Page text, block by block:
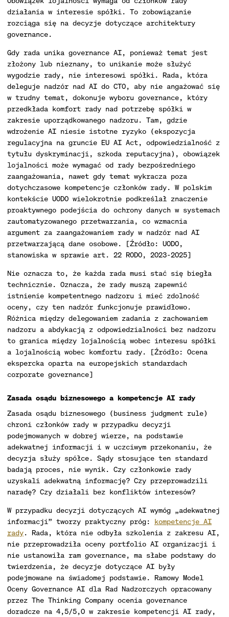
działania w interesie spółki. To zobowiązanie
rozciąga się na decyzje dotyczące architektury
governance.
Gdy rada unika governance AI, ponieważ temat jest
złożony lub nieznany, to unikanie może służyć
wygodzie rady, nie interesowi spółki. Rada, która
deleguje nadzór nad AI do CTO, aby nie angażować się
w trudny temat, dokonuje wyboru governance, który
przedkłada komfort rady nad potrzebę spółki w
zakresie uporządkowanego nadzoru. Tam, gdzie
wdrożenie AI niesie istotne ryzyko (ekspozycja
regulacyjna na gruncie EU AI Act, odpowiedzialność z
tytułu dyskryminacji, szkoda reputacyjna), obowiązek
lojalności może wymagać od rady bezpośredniego
zaangażowania, nawet gdy temat wykracza poza
dotychczasowe kompetencje członków rady. W polskim
kontekście UODO wielokrotnie podkreślał znaczenie
proaktywnego podejścia do ochrony danych w systemach
zautomatyzowanego przetwarzania, co wzmacnia
argument za zaangażowaniem rady w nadzór nad AI
przetwarzającą dane osobowe. [Źródło: UODO,
stanowiska w sprawie art. 22 RODO, 2023-2025]
Nie oznacza to, że każda rada musi stać się biegła
technicznie. Oznacza, że rady muszą zapewnić
istnienie kompetentnego nadzoru i mieć zdolność
oceny, czy ten nadzór funkcjonuje prawidłowo.
Różnica między delegowaniem zadania z zachowaniem
nadzoru a abdykacją z odpowiedzialności bez nadzoru
to granica między lojalnością wobec interesu spółki
a lojalnością wobec komfortu rady. [Źródło: Ocena
ekspercka oparta na europejskich standardach
corporate governance]
Zasada osądu biznesowego a kompetencje AI rady
Zasada osądu biznesowego (business judgment rule)
chroni członków rady w przypadku decyzji
podejmowanych w dobrej wierze, na podstawie
adekwatnej informacji i w uczciwym przekonaniu, że
decyzja służy spółce. Sądy stosujące ten standard
badają proces, nie wynik. Czy członkowie rady
uzyskali adekwatną informację? Czy przeprowadzili
naradę? Czy działali bez konfliktów interesów?
W przypadku decyzji dotyczących AI wymóg „adekwatnej
informacji” tworzy praktyczny próg: kompetencje AI
rady. Rada, która nie odbyła szkolenia z zakresu AI,
nie przeprowadziła oceny portfolio AI organizacji i
nie ustanowiła ram governance, ma słabe podstawy do
twierdzenia, że decyzje dotyczące AI były
podejmowane na świadomej podstawie. Ramowy Model
Oceny Governance AI dla Rad Nadzorczych opracowany
przez The Thinking Company ocenia governance
doradcze na 4,5/5,0 w zakresie kompetencji AI rady,